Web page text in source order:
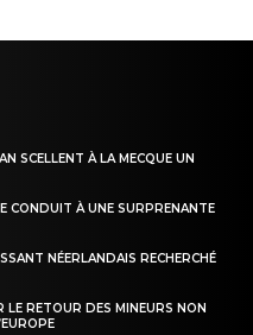
SCELLENT À LA MECQUE UN
CONDUIT À UNE SURPRENANTE
NÉERLANDAIS RECHERCHÉ
RETOUR DES MINEURS NON